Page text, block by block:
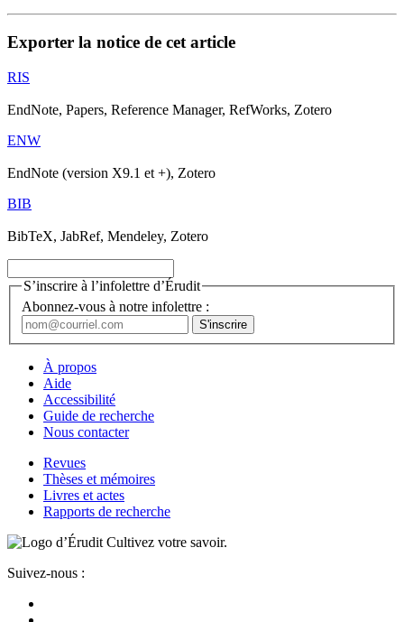
Exporter la notice de cet article
RIS
EndNote, Papers, Reference Manager, RefWorks, Zotero
ENW
EndNote (version X9.1 et +), Zotero
BIB
BibTeX, JabRef, Mendeley, Zotero
S’inscrire à l’infolettre d’Érudit
Abonnez-vous à notre infolettre :
À propos
Aide
Accessibilité
Guide de recherche
Nous contacter
Revues
Thèses et mémoires
Livres et actes
Rapports de recherche
Cultivez votre savoir.
Suivez-nous :